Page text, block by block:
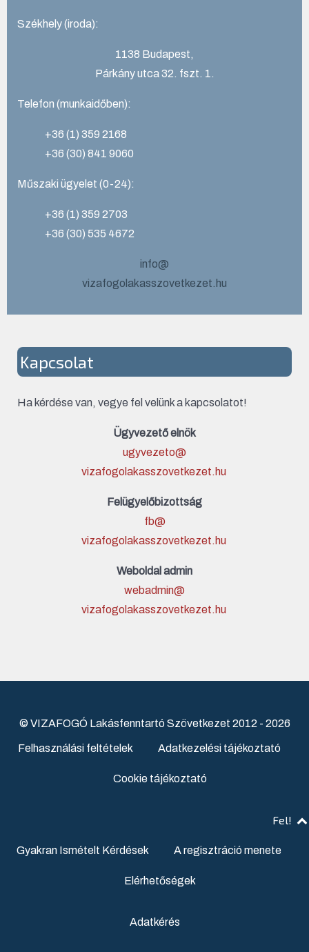
Székhely (iroda):
1138 Budapest,
Párkány utca 32. fszt. 1.
Telefon (munkaidőben):
+36 (1) 359 2168
+36 (30) 841 9060
Műszaki ügyelet (0-24):
+36 (1) 359 2703
+36 (30) 535 4672
info@
vizafogolakasszovetkezet.hu
Kapcsolat
Ha kérdése van, vegye fel velünk a kapcsolatot!
Ügyvezető elnök
ugyvezeto@
vizafogolakasszovetkezet.hu
Felügyelőbizottság
fb@
vizafogolakasszovetkezet.hu
Weboldal admin
webadmin@
vizafogolakasszovetkezet.hu
© VIZAFOGÓ Lakásfenntartó Szövetkezet 2012 - 2026
Felhasználási feltételek Adatkezelési tájékoztató
Cookie tájékoztató
Fel!
Gyakran Ismételt Kérdések A regisztráció menete
Elérhetőségek
Adatkérés